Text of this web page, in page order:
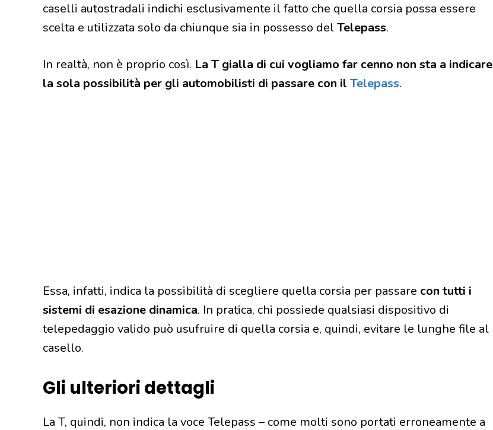
caselli autostradali indichi esclusivamente il fatto che quella corsia possa essere
scelta e utilizzata solo da chiunque sia in possesso delTelepass.
In realtà, non è proprio così. La T gialla di cui vogliamo far cenno non sta a indicare
la sola possibilità per gli automobilisti di passare con il Telepass.
Essa, infatti, indica la possibilità di scegliere quella corsia per passare con tutti i
sistemi di esazione dinamica. In pratica, chi possiede qualsiasi dispositivo di
telepedaggio valido può usufruire di quella corsia e, quindi, evitare le lunghe file al
casello.
Gli ulteriori dettagli
La T, quindi, non indica la voce Telepass – come molti sono portati erroneamente a